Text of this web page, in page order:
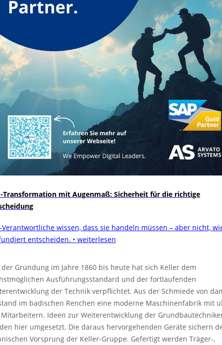
Transformation mit Augenmaß: Sicherheit für die richtige
Verantwortliche wissen, dass sie handeln müssen – aber nicht,
entscheiden. ‣ weiterlesen
der Gründung im Jahre 1860 bis heute hat sich Keller dem
Ausführungsstandard und der fortlaufenden
der Technik verpflichtet. Aus der Schmiede von
im badischen Renchen eine moderne Maschinenfabrik mit
Mitarbeitern. Ideen zur Weiterentwicklung der
hier umgesetzt. Die daraus hervorgehenden Geräte sichern
Vorsprung der Keller-Gruppe. Gefertigt werden Träger-,